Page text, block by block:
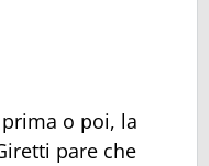
o poi, la
pare che